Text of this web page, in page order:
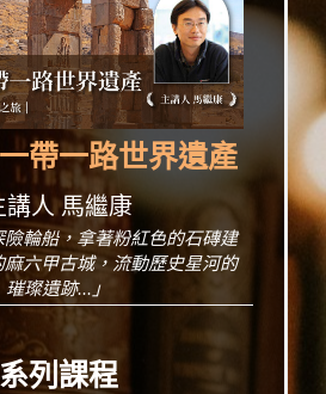
帶一路世界遺產
講人 馬繼康
輪船，拿著粉紅色的石磚建
六甲古城，流動歷史星河的
璀璨遺跡...」
系列課程